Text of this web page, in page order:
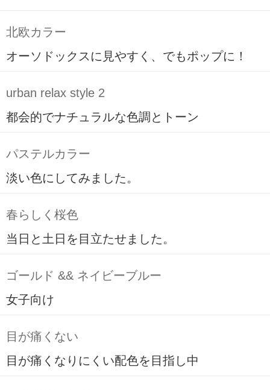
北欧カラー
オーソドックスに見やすく、でもポップに！
urban relax style 2
都会的でナチュラルな色調とトーン
パステルカラー
淡い色にしてみました。
春らしく桜色
当日と土日を目立たせました。
ゴールド && ネイビーブルー
女子向け
目が痛くない
目が痛くなりにくい配色を目指し中